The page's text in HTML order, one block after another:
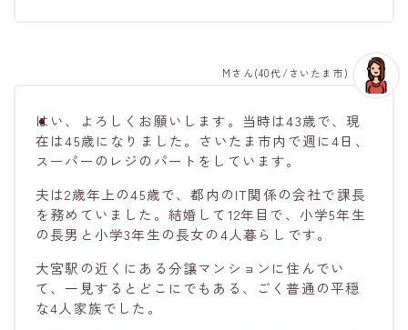
はい、よろしくお願いします。当時は43歳で、現
在は45歳になりました。さいたま市内で週に4日、
スーパーのレジのパートをしています。
夫は2歳年上の45歳で、都内のIT関係の会社で課長
を務めていました。結婚して12年目で、小学5年生
の長男と小学3年生の長女の4人暮らしです。
大宮駅の近くにある分譲マンションに住んでい
て、一見するとどこにでもある、ごく普通の平穏
な4人家族でした。
Mさん(40代/さいたま市)